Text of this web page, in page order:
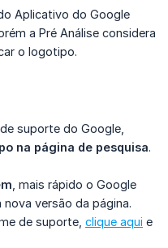
Aplicativo do Google
a Pré Análise considera
o logotipo.
suporte do Google,
na página de pesquisa.
, mais rápido o Google
versão da página.
de suporte, clique aqui e